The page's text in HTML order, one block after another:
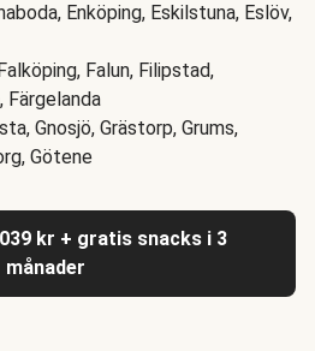
Enköping, Eskilstuna, Eslöv,
Falun, Filipstad,
Färgelanda
Gnosjö, Grästorp, Grums,
Götene
kr + gratis snacks i 3
månader